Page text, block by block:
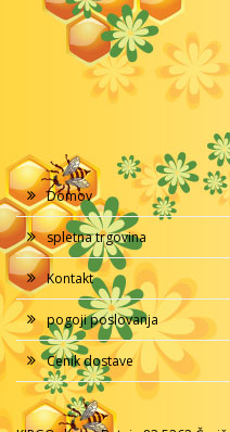
Domov
spletna trgovina
Kontakt
pogoji poslovanja
Cenik dostave